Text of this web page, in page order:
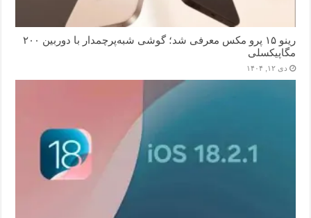
رینو ۱۵ پرو مکس معرفی شد؛ گوشی شبه‌پرچمدار با دوربین ۲۰۰
مگاپیکسلی
دی ۱۲, ۱۴۰۴